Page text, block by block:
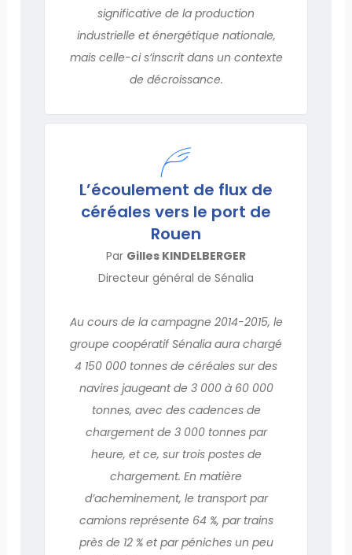
significative de la production
industrielle et énergétique nationale,
mais celle-ci s’inscrit dans un contexte
de décroissance.
L’écoulement de flux de
céréales vers le port de
Rouen
Par Gilles KINDELBERGER
Directeur général de Sénalia
Au cours de la campagne 2014-2015, le
groupe coopératif Sénalia aura chargé
4 150 000 tonnes de céréales sur des
navires jaugeant de 3 000 à 60 000
tonnes, avec des cadences de
chargement de 3 000 tonnes par
heure, et ce, sur trois postes de
chargement. En matière
d’acheminement, le transport par
camions représente 64 %, par trains
près de 12 % et par péniches un peu